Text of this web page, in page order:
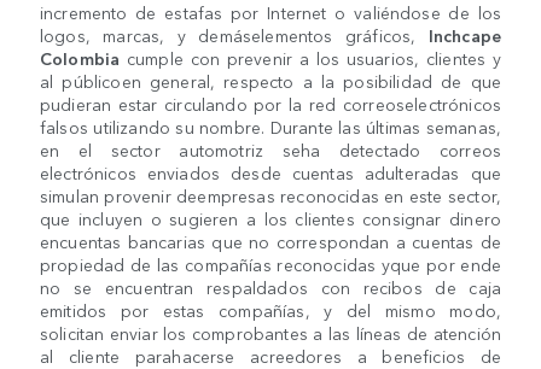
incremento de estafas por Internet o valiéndose de los
logos, marcas, y demáselementos gráficos, Inchcape
Colombia cumple con prevenir a los usuarios, clientes y
al públicoen general, respecto a la posibilidad de que
pudieran estar circulando por la red correoselectrónicos
falsos utilizando su nombre. Durante las últimas semanas,
en el sector automotriz seha detectado correos
electrónicos enviados desde cuentas adulteradas que
simulan provenir deempresas reconocidas en este sector,
que incluyen o sugieren a los clientes consignar dinero
encuentas bancarias que no correspondan a cuentas de
propiedad de las compañías reconocidas yque por ende
no se encuentran respaldados con recibos de caja
emitidos por estas compañías, y del mismo modo,
solicitan enviar los comprobantes a las líneas de atención
al cliente parahacerse acreedores a beneficios de